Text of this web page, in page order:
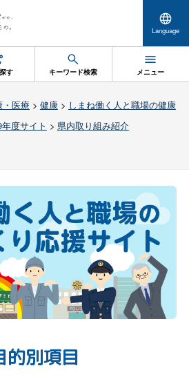
Language
す キーワード検索 メニュー
・医療 > 健康> しまね働く人と職場の健康
度サイト > 県内取り組み紹介
的別項目